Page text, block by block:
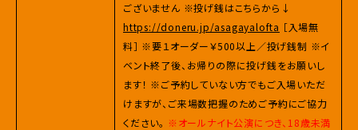
ございません ※投げ銭はこちらから↓
https://doneru.jp/asagayalofta ［入場無
料］ ※要１オーダー￥500以上／投げ銭制 ※イ
ベント終了後、お帰りの際に投げ銭をお願いし
ます！ ※ご予約していない方でもご入場いただ
けますが、ご来場数把握のためご予約にご協力
ください。 ※オールナイト公演につき、18歳未満